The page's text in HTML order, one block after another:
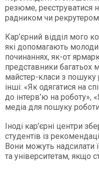
резюме, реєструватися
радником чи
Кар’єрний відділ мого
які допомагають
починаннях, як-от
представники багатьох
майстер-класи з
інші: «Як одягатися на
до інтерв’ю на роботу»,
медіа для пошуку
Іноді кар’єрні центри
студентів із
Вони можуть надсилати
та університетам, якщо